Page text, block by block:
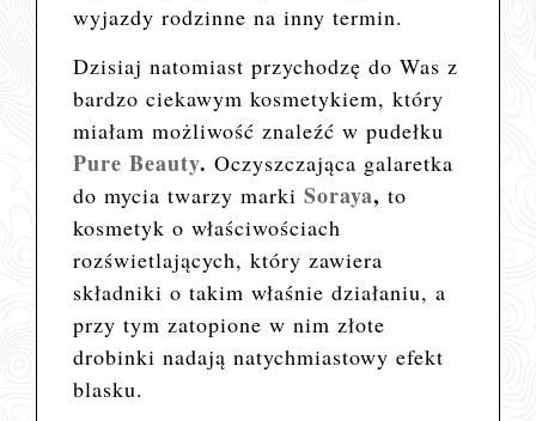
wyjazdy rodzinne na inny termin.
Dzisiaj natomiast przychodzę do Was z
bardzo ciekawym kosmetykiem, który
miałam możliwość znaleźć w pudełku
Pure Beauty.Oczyszczająca galaretka
do mycia twarzy markiSoraya,to
kosmetyk o właściwościach
rozświetlających, który zawiera
składniki o takim właśnie działaniu, a
przy tym zatopione w nim złote
drobinki nadają natychmiastowy efekt
blasku.